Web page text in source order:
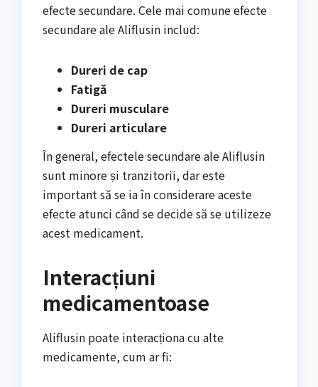
efecte secundare. Cele mai comune efecte
secundare ale Aliflusin includ:
Dureri de cap
Fatigă
Dureri musculare
Dureri articulare
În general, efectele secundare ale Aliflusin
sunt minore și tranzitorii, dar este
important să se ia în considerare aceste
efecte atunci când se decide să se utilizeze
acest medicament.
Interacțiuni
medicamentoase
Aliflusin poate interacționa cu alte
medicamente, cum ar fi: